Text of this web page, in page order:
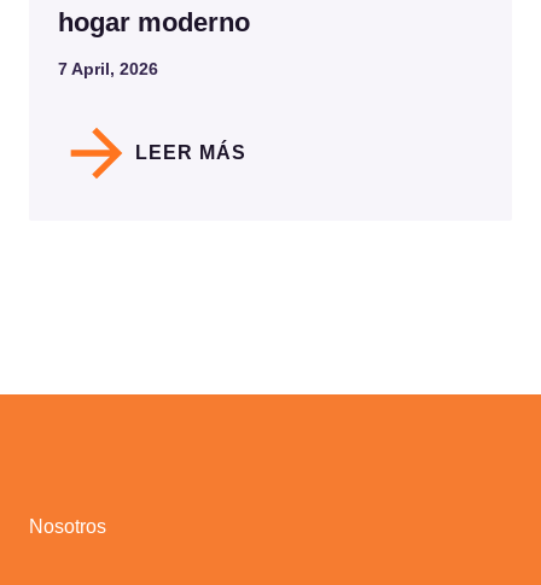
hogar moderno
7 April, 2026
LEER MÁS
Nosotros